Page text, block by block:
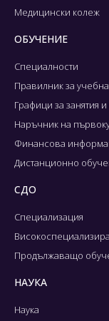
Медицински колеж
ОБУЧЕНИЕ
Специалности
Правилник за
Графици за занятия
Наръчник на
Финансова
Дистанционно
СДО
Специализация
Продължаващо
НАУКА
Наука